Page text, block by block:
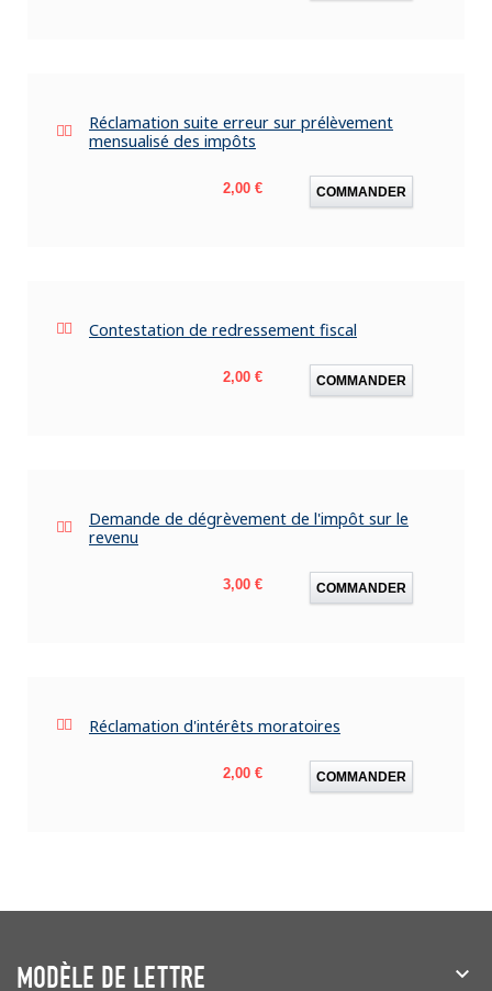
Réclamation suite erreur sur prélèvement
mensualisé des impôts
Prix
2,00 € COMMANDER
Contestation de redressement fiscal
Prix
2,00 € COMMANDER
Demande de dégrèvement de l'impôt sur le
revenu
Prix
3,00 € COMMANDER
Réclamation d'intérêts moratoires
Prix
2,00 € COMMANDER
MODÈLE DE LETTRE